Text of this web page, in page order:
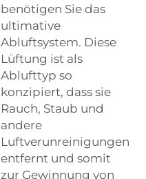
benötigen Sie das
ultimative
Abluftsystem. Diese
Lüftung ist als
Ablufttyp so
konzipiert, dass sie
Rauch, Staub und
andere
Luftverunreinigungen
entfernt und somit
zur Gewinnung von